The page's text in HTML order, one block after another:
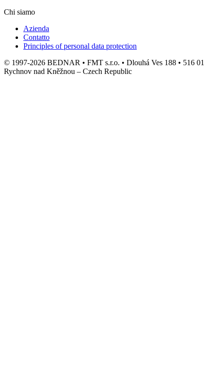
Chi siamo
Azienda
Contatto
Principles of personal data protection
© 1997-2026 BEDNAR • FMT s.r.o. • Dlouhá Ves 188 • 516 01
Rychnov nad Kněžnou – Czech Republic